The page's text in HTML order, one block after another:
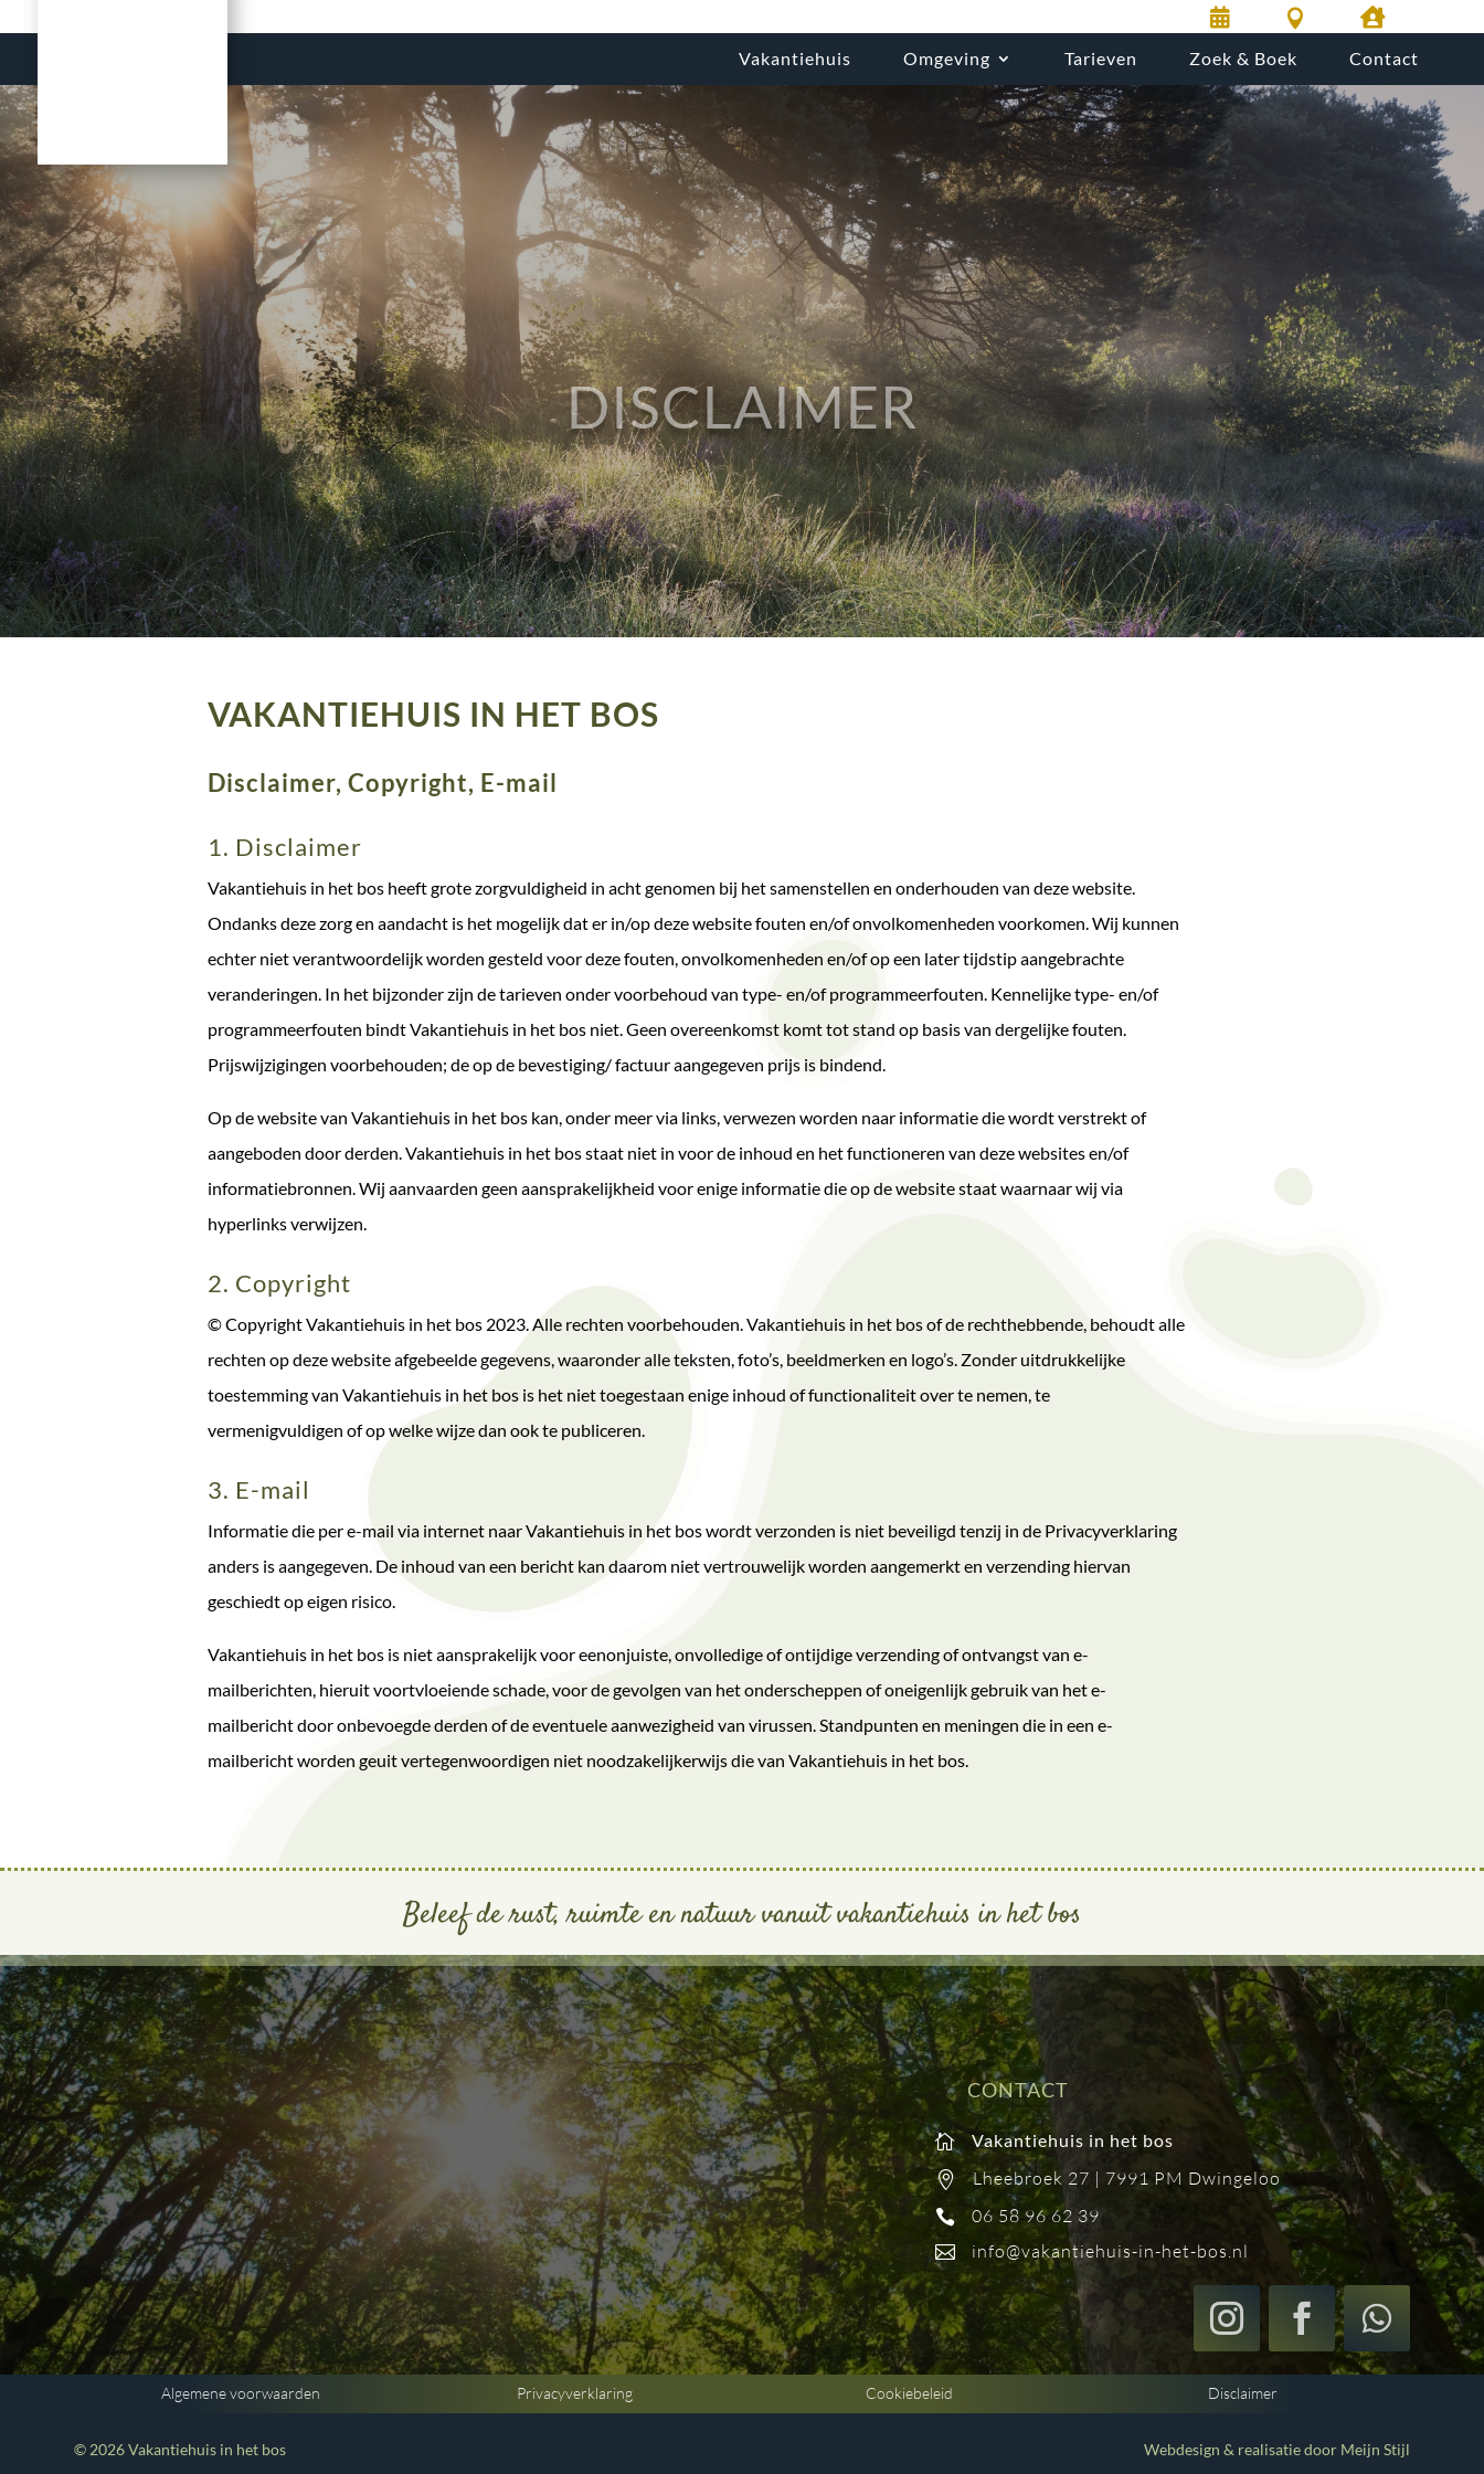
  
Vakantiehuis Omgeving Tarieven Zoek & Boek Contact
DISCLAIMER
VAKANTIEHUIS IN HET BOS
Disclaimer, Copyright, E-mail
1. Disclaimer
Vakantiehuis in het bos heeft grote zorgvuldigheid in acht genomen bij het samenstellen en onderhouden van deze website.
Ondanks deze zorg en aandacht is het mogelijk dat er in/op deze website fouten en/of onvolkomenheden voorkomen. Wij kunnen
echter niet verantwoordelijk worden gesteld voor deze fouten, onvolkomenheden en/of op een later tijdstip aangebrachte
veranderingen. In het bijzonder zijn de tarieven onder voorbehoud van type- en/of programmeerfouten. Kennelijke type- en/of
programmeerfouten bindt Vakantiehuis in het bos niet. Geen overeenkomst komt tot stand op basis van dergelijke fouten.
Prijswijzigingen voorbehouden; de op de bevestiging/ factuur aangegeven prijs is bindend.
Op de website van Vakantiehuis in het bos kan, onder meer via links, verwezen worden naar informatie die wordt verstrekt of
aangeboden door derden. Vakantiehuis in het bos staat niet in voor de inhoud en het functioneren van deze websites en/of
informatiebronnen. Wij aanvaarden geen aansprakelijkheid voor enige informatie die op de website staat waarnaar wij via
hyperlinks verwijzen.
2. Copyright
© Copyright Vakantiehuis in het bos 2023. Alle rechten voorbehouden. Vakantiehuis in het bos of de rechthebbende, behoudt alle
rechten op deze website afgebeelde gegevens, waaronder alle teksten, foto’s, beeldmerken en logo’s. Zonder uitdrukkelijke
toestemming van Vakantiehuis in het bos is het niet toegestaan enige inhoud of functionaliteit over te nemen, te
vermenigvuldigen of op welke wijze dan ook te publiceren.
3. E-mail
Informatie die per e-mail via internet naar Vakantiehuis in het bos wordt verzonden is niet beveiligd tenzij in de Privacyverklaring
anders is aangegeven. De inhoud van een bericht kan daarom niet vertrouwelijk worden aangemerkt en verzending hiervan
geschiedt op eigen risico.
Vakantiehuis in het bos is niet aansprakelijk voor eenonjuiste, onvolledige of ontijdige verzending of ontvangst van e-
mailberichten, hieruit voortvloeiende schade, voor de gevolgen van het onderscheppen of oneigenlijk gebruik van het e-
mailbericht door onbevoegde derden of de eventuele aanwezigheid van virussen. Standpunten en meningen die in een e-
mailbericht worden geuit vertegenwoordigen niet noodzakelijkerwijs die van Vakantiehuis in het bos.
Beleef de rust, ruimte en natuur vanuit vakantiehuis in het bos
CONTACT

Vakantiehuis in het bos

Lheebroek 27 | 7991 PM Dwingeloo
 06 58 96 62 39
 info@vakantiehuis-in-het-bos.nl
Algemene voorwaarden Privacyverklaring Cookiebeleid Disclaimer
© 2026 Vakantiehuis in het bos Webdesign & realisatie door Meijn Stijl